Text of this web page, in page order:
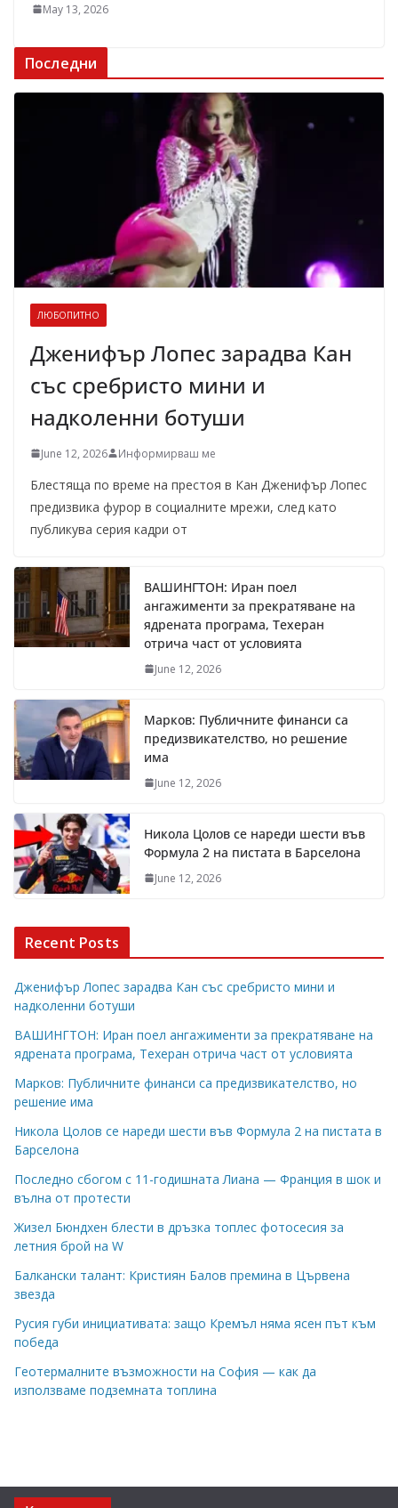
May 13, 2026
Последни
ЛЮБОПИТНО
Дженифър Лопес зарадва Кан
със сребристо мини и
надколенни ботуши
June 12, 2026 Информирваш ме
Блестяща по време на престоя в Кан Дженифър Лопес
предизвика фурор в социалните мрежи, след като
публикува серия кадри от
ВАШИНГТОН: Иран поел
ангажименти за прекратяване на
ядрената програма, Техеран
отрича част от условията
June 12, 2026
Марков: Публичните финанси са
предизвикателство, но решение
има
June 12, 2026
Никола Цолов се нареди шести във
Формула 2 на пистата в Барселона
June 12, 2026
Recent Posts
Дженифър Лопес зарадва Кан със сребристо мини и
надколенни ботуши
ВАШИНГТОН: Иран поел ангажименти за прекратяване на
ядрената програма, Техеран отрича част от условията
Марков: Публичните финанси са предизвикателство, но
решение има
Никола Цолов се нареди шести във Формула 2 на пистата в
Барселона
Последно сбогом с 11-годишната Лиана — Франция в шок и
вълна от протести
Жизел Бюндхен блести в дръзка топлес фотосесия за
летния брой на W
Балкански талант: Кристиян Балов премина в Цървена
звезда
Русия губи инициативата: защо Кремъл няма ясен път към
победа
Геотермалните възможности на София — как да
използваме подземната топлина